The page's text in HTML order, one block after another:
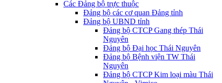
Các Đảng bộ trực thuộc
Đảng bộ các cơ quan Đảng tỉnh
Đảng bộ UBND tỉnh
Đảng bộ CTCP Gang thép Thái
Nguyên
Đảng bộ Đại học Thái Nguyên
Đảng bộ Bệnh viện TW Thái
Nguyên
Đảng bộ CTCP Kim loại màu Thái